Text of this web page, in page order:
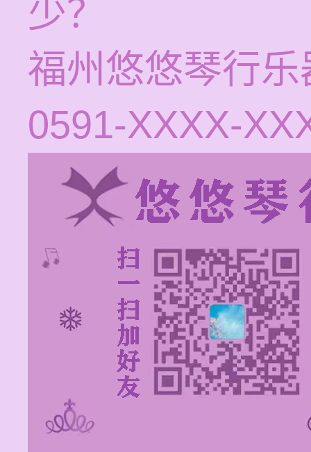
少？
福州悠悠琴行
0591-XXXX-